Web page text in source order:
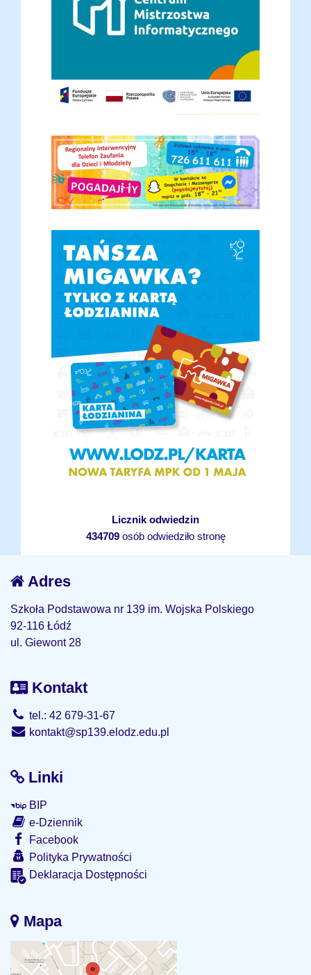
Licznik odwiedzin
434709osób odwiedziło stronę
Adres
Szkoła Podstawowa nr 139 im. Wojska Polskiego
92-116 Łódź
ul. Giewont 28
Kontakt
tel.: 42 679-31-67
kontakt@sp139.elodz.edu.pl
Linki
BIP
e-Dziennik
Facebook
Polityka Prywatności
Deklaracja Dostępności
Mapa